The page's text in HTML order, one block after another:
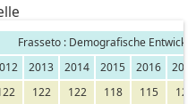
Frasseto : Demografische
2013 2014 2015 2016
122 122 118 115
122